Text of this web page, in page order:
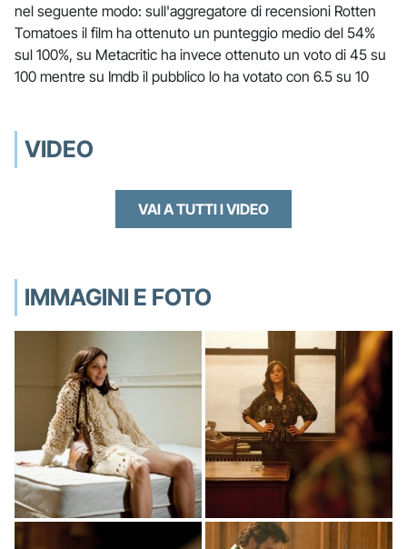
nel seguente modo: sull'aggregatore di recensioni Rotten
Tomatoes il film ha ottenuto un punteggio medio del 54%
sul 100%, su Metacritic ha invece ottenuto un voto di 45 su
100 mentre su Imdb il pubblico lo ha votato con 6.5 su 10
VIDEO
VAI A TUTTI I VIDEO
IMMAGINI E FOTO